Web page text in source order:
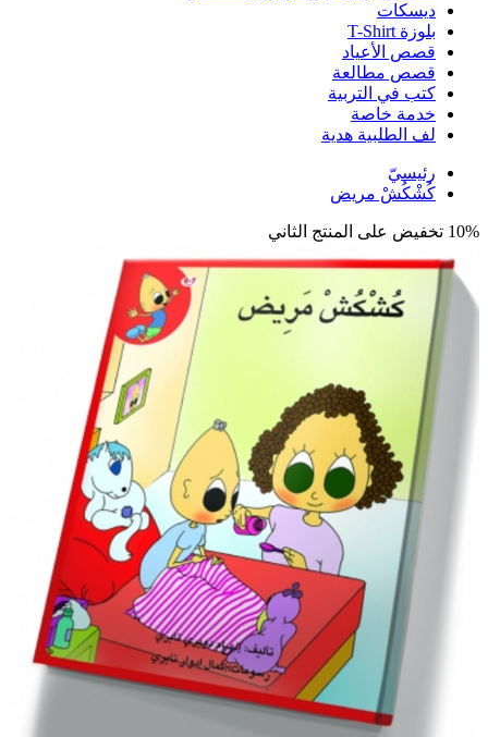
ديسكات
بلوزة T-Shirt
قصص الأعياد
قصص مطالعة
كتب في التربية
خدمة خاصة
لف الطلبية هدية
رئيسيّ
كُشْكُشْ مريض
10% تخفيض على المنتج الثاني